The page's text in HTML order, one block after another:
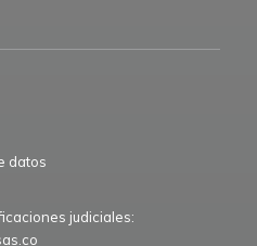
datos
judiciales: